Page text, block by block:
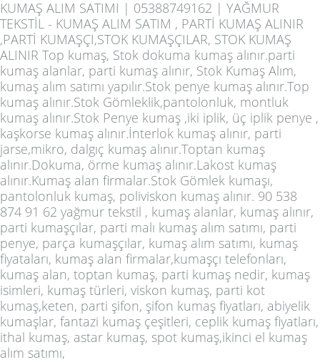
KUMAŞ ALIM SATIMI | 05388749162 | YAĞMUR
TEKSTİL - KUMAŞ ALIM SATIM , PARTİ KUMAŞ ALINIR
,PARTİ KUMAŞÇI,STOK KUMAŞÇILAR, STOK KUMAŞ
ALINIR Top kumaş, Stok dokuma kumaş alınır.parti
kumaş alanlar, parti kumaş alınır, Stok Kumaş Alım,
kumaş alım satımı yapılır.Stok penye kumaş alınır.Top
kumaş alınır.Stok Gömleklik,pantolonluk, montluk
kumaş alınır.Stok Penye kumaş ,iki iplik, üç iplik penye ,
kaşkorse kumaş alınır.İnterlok kumaş alınır, parti
jarse,mikro, dalgıç kumaş alınır.Toptan kumaş
alınır.Dokuma, örme kumaş alınır.Lakost kumaş
alınır.Kumaş alan firmalar.Stok Gömlek kumaşı,
pantolonluk kumaş, poliviskon kumaş alınır. 90 538
874 91 62 yağmur tekstil , kumaş alanlar, kumaş alınır,
parti kumaşçılar, parti malı kumaş alım satımı, parti
penye, parça kumaşçılar, kumaş alım satımı, kumaş
fiyataları, kumaş alan firmalar,kumaşçı telefonları,
kumaş alan, toptan kumaş, parti kumaş nedir, kumaş
isimleri, kumaş türleri, viskon kumaş, parti kot
kumaş,keten, parti şifon, şifon kumaş fiyatları, abiyelik
kumaşlar, fantazi kumaş çeşitleri, ceplik kumaş fiyatları,
ithal kumaş, astar kumaş, spot kumaş,ikinci el kumaş
alım satımı,